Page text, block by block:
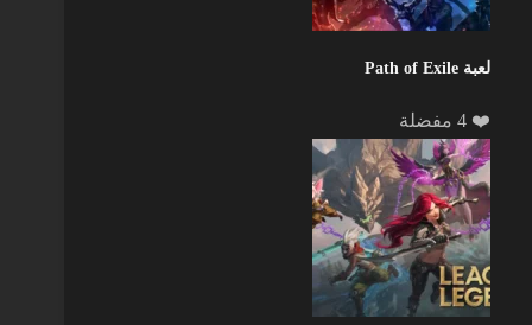
لعبة Path of Exile
❤️ 4 مفضلة